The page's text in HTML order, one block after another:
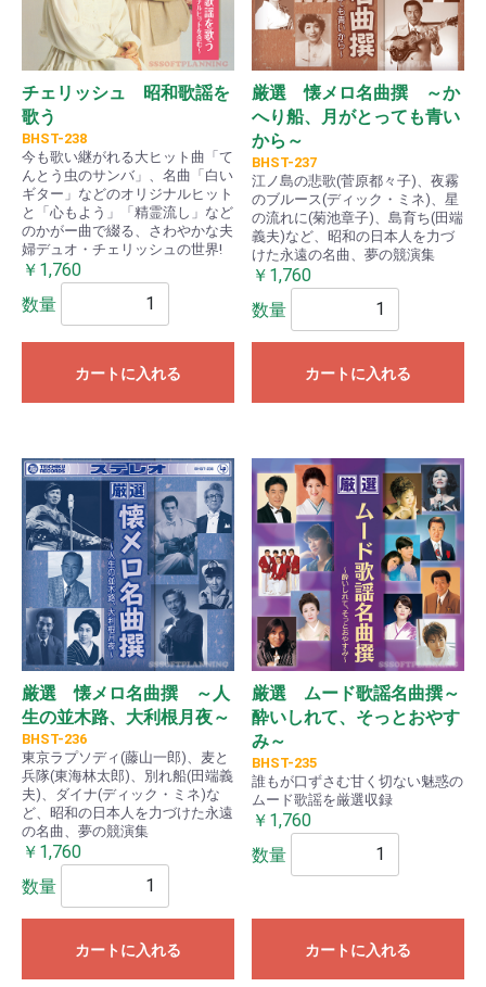
チェリッシュ 昭和歌謡を
歌う
BHST-238
今も歌い継がれる大ヒット曲「て
んとう虫のサンバ」、名曲「白い
ギター」などのオリジナルヒット
と「心もよう」「精霊流し」など
のかがー曲で綴る、さわやかな夫
婦デュオ・チェリッシュの世界!
￥1,760
数量
カートに入れる
厳選 懐メロ名曲撰 ～か
へり船、月がとっても青い
から～
BHST-237
江ノ島の悲歌(菅原都々子)、夜霧
のブルース(ディック・ミネ)、星
の流れに(菊池章子)、島育ち(田端
義夫)など、昭和の日本人を力づ
けた永遠の名曲、夢の競演集
￥1,760
数量
カートに入れる
厳選 懐メロ名曲撰 ～人
生の並木路、大利根月夜～
BHST-236
東京ラプソディ(藤山一郎)、麦と
兵隊(東海林太郎)、別れ船(田端義
夫)、ダイナ(ディック・ミネ)な
ど、昭和の日本人を力づけた永遠
の名曲、夢の競演集
￥1,760
数量
カートに入れる
厳選 ムード歌謡名曲撰～
酔いしれて、そっとおやす
み～
BHST-235
誰もが口ずさむ甘く切ない魅惑の
ムード歌謡を厳選収録
￥1,760
数量
カートに入れる